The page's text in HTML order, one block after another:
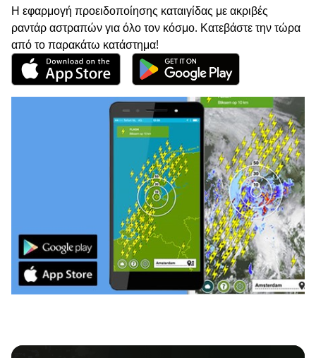
Η εφαρμογή προειδοποίησης καταιγίδας με ακριβές
ραντάρ αστραπών για όλο τον κόσμο. Κατεβάστε την τώρα
από το παρακάτω κατάστημα!